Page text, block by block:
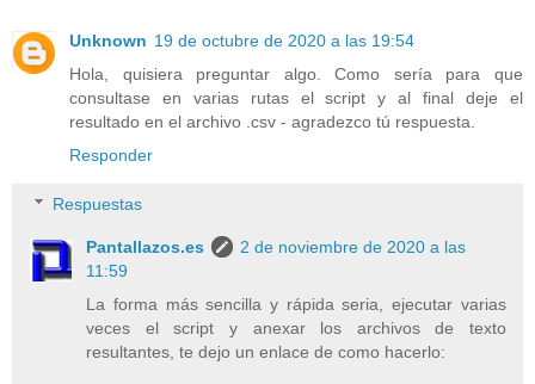
Unknown 19 de octubre de 2020 a las 19:54
Hola, quisiera preguntar algo. Como sería para que
consultase en varias rutas el script y al final deje el
resultado en el archivo .csv - agradezco tú respuesta.
Responder
Respuestas
Pantallazos.es
2 de noviembre de 2020 a las
11:59
La forma más sencilla y rápida seria, ejecutar varias
veces el script y anexar los archivos de texto
resultantes, te dejo un enlace de como hacerlo: